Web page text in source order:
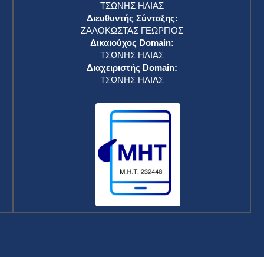
Ποτοποιοί της Λέσβου για τη μεταφορά